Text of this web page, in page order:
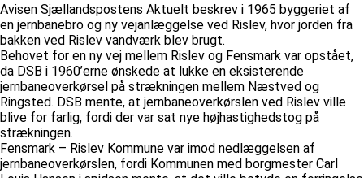
Avisen Sjællandspostens Aktuelt beskrev i 1965 byggeriet af
en jernbanebro og ny vejanlæggelse ved Rislev, hvor jorden fra
bakken ved Rislev vandværk blev brugt.
Behovet for en ny vej mellem Rislev og Fensmark var opstået,
da DSB i 1960’erne ønskede at lukke en eksisterende
jernbaneoverkørsel på strækningen mellem Næstved og
Ringsted. DSB mente, at jernbaneoverkørslen ved Rislev ville
blive for farlig, fordi der var sat nye højhastighedstog på
strækningen.
Fensmark – Rislev Kommune var imod nedlæggelsen af
jernbaneoverkørslen, fordi Kommunen med borgmester Carl